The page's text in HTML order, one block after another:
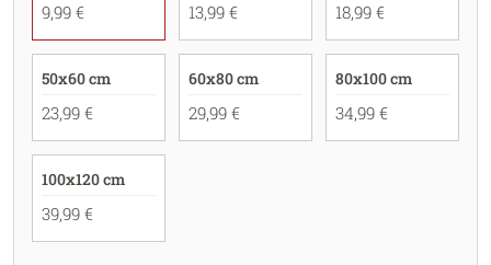
9,99 € 13,99 € 18,99 €
50x60 cm
23,99 €
60x80 cm
29,99 €
80x100 cm
34,99 €
100x120 cm
39,99 €